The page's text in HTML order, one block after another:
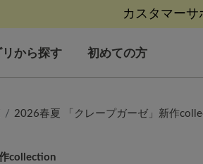
熊本地震等
【8/9(日
カスタマーサ
熊本地震等
【8/9(日
リから探す 初めての方
2026春夏 「クレープガーゼ」新作
collection